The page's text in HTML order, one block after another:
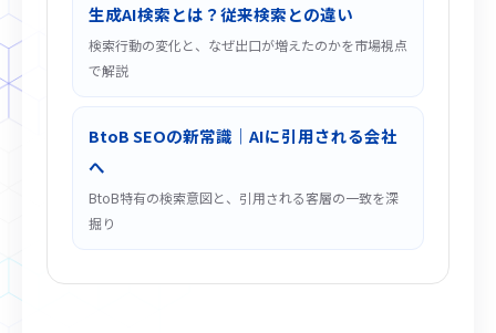
生成AI検索とは？従来検索との違い
検索行動の変化と、なぜ出口が増えたのかを市場視点
で解説
BtoB SEOの新常識｜AIに引用される会社
へ
BtoB特有の検索意図と、引用される客層の一致を深
掘り